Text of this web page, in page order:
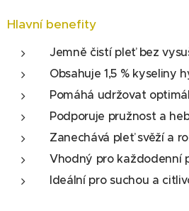
Hlavní benefity
Jemně čistí pleť bez
Obsahuje 1,5 % kyseliny
Pomáhá udržovat
Podporuje pružnost a
Zanechává pleť svěží a
Vhodný pro každodenní
Ideální pro suchou a